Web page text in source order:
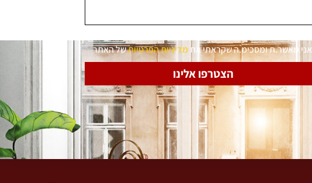
אני מאשר.ת ומסכימ.ה שקראתי את מדיניות הפרטיותשל האתר
הצטרפו אלינו